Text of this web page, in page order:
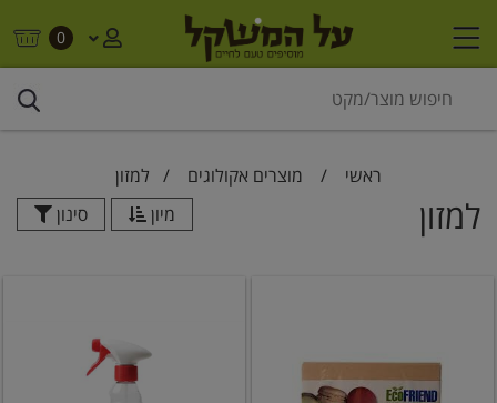
0
ראשי / מוצרים אקולוגים / למזון
למזון סינון מיון